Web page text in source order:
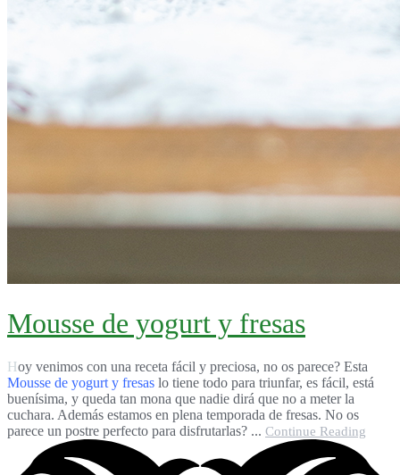
Mousse de yogurt y fresas
Hoy venimos con una receta fácil y preciosa, no os parece? Esta
Mousse de yogurt y fresas lo tiene todo para triunfar, es fácil, está
buenísima, y queda tan mona que nadie dirá que no a meter la
cuchara. Además estamos en plena temporada de fresas. No os
parece un postre perfecto para disfrutarlas? ... Continue Reading